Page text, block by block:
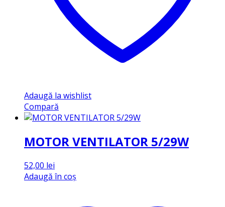
Adaugă la wishlist
Compară
MOTOR VENTILATOR 5/29W
52,00 lei
Adaugă în coș